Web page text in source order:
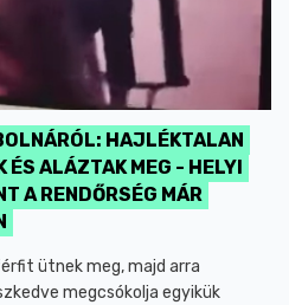
HAJLÉKTALAN
ALÁZTAK MEG - HELYI
A RENDŐRSÉG MÁR
ütnek meg, majd arra
megcsókolja egyikük